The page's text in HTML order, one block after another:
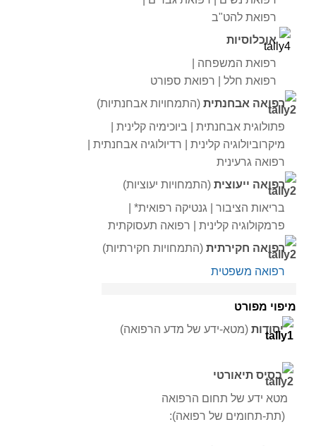
רפואת להט"ב
אוכלוסיות
רפואת המשפחה |
רפואת חלל | רפואת ספורט
רפואה אבחנתית (התמחויות אבחנתיות)
פתולוגית אבחנתית | ביוכימיה קלינית |
מיקרוביולוגיה קלינית | רדיולוגיה אבחנתית |
רפואה גרעינית
רפואה ייעוצית (התמחויות יעוציות)
בריאות הציבור | גנטיקה רפואית* |
פרמקולוגיה קלינית | רפואה תעסוקתית
רפואה חקירתית (התמחויות חקירתיות)
רפואה משפטית
מיפוי מפורט
יסודות (מטא-ידע של מדע הרפואה)
בסיס תיאורטי
מטא ידע של תחום הרפואה
(תת-תחומים של רפואה):